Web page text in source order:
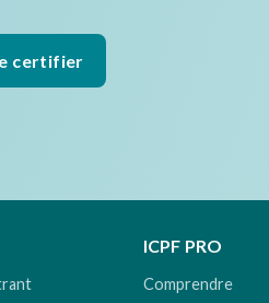
certifier
ICPF PRO
Comprendre